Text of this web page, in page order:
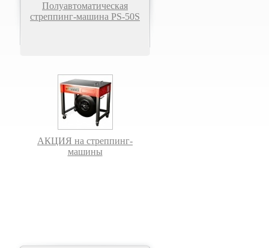
Полуавтоматическая
стреппинг-машина PS-50S
АКЦИЯ на стреппинг-
машины